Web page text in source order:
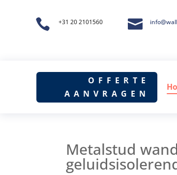
 +31 20 2101560 
OFFERTE
AANVRAGEN
Metalstud